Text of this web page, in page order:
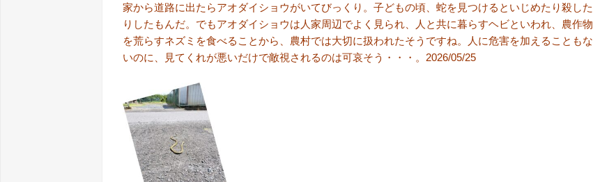
家から道路に出たらアオダイショウがいてびっくり。子どもの頃、蛇を見つけるといじめたり殺した
りしたもんだ。でもアオダイショウは人家周辺でよく見られ、人と共に暮らすヘビといわれ、農作物
を荒らすネズミを食べることから、農村では大切に扱われたそうですね。人に危害を加えることもな
いのに、見てくれが悪いだけで敵視されるのは可哀そう・・・。2026/05/25